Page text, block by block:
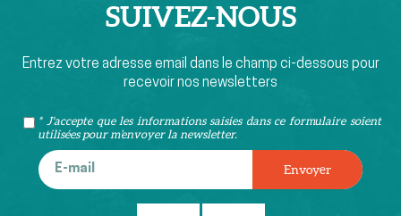
SUIVEZ-NOUS
Entrez votre adresse email dans le champ ci-dessous pour
recevoir nos newsletters
* J'accepte que les informations saisies dans ce formulaire soient
utilisées pour m’envoyer la newsletter.